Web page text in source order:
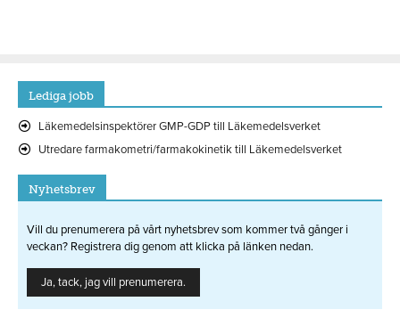
Lediga jobb
Läkemedelsinspektörer GMP-GDP till Läkemedelsverket
Utredare farmakometri/farmakokinetik till Läkemedelsverket
Nyhetsbrev
Vill du prenumerera på vårt nyhetsbrev som kommer två gånger i
veckan? Registrera dig genom att klicka på länken nedan.
Ja, tack, jag vill prenumerera.